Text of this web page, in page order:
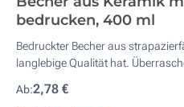
bedrucken, 400 ml
Bedruckter Becher aus
langlebige Qualität hat.
Ab:2,78 €